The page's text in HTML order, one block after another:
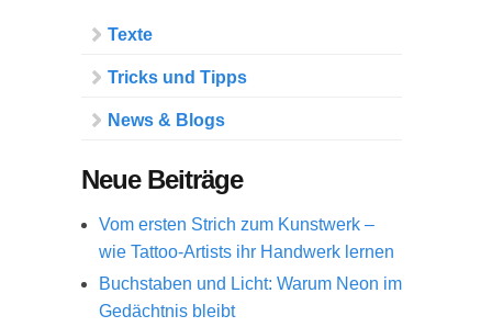
Texte
Tricks und Tipps
News & Blogs
Neue Beiträge
Vom ersten Strich zum Kunstwerk –
wie Tattoo-Artists ihr Handwerk lernen
Buchstaben und Licht: Warum Neon im
Gedächtnis bleibt